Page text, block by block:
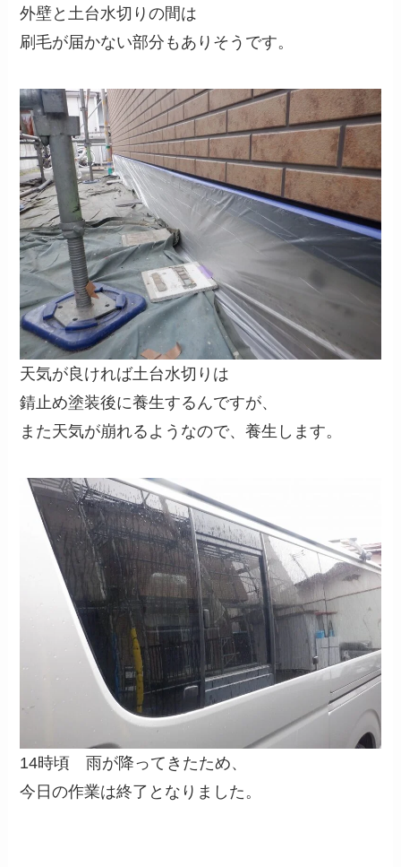
外壁と土台水切りの間は
刷毛が届かない部分もありそうです。
天気が良ければ土台水切りは
錆止め塗装後に養生するんですが、
また天気が崩れるようなので、養生します。
14時頃 雨が降ってきたため、
今日の作業は終了となりました。